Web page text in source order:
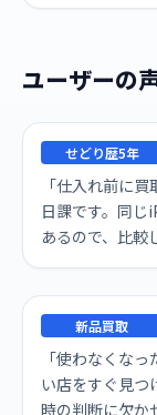
ユーザーの
せどり歴5年
「仕入れ前に
日課です。同
あるので、比較
新品買取
「使わなくな
い店をすぐ見つ
時の判断に欠か